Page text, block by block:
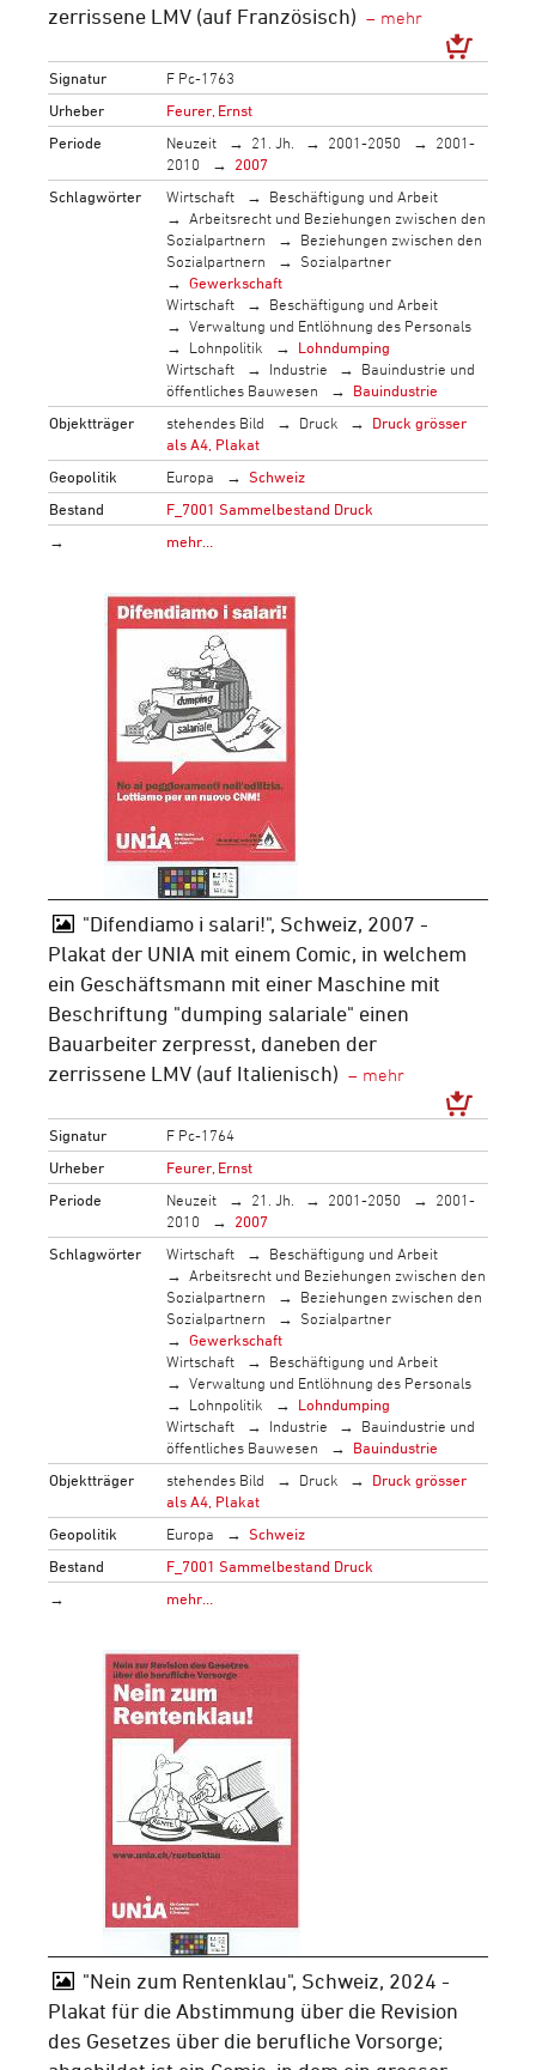
zerrissene LMV (auf Französisch)
Signatur
F Pc-1763
Urheber
Feurer, Ernst
Periode
Neuzeit 21. Jh. 2001-2050
2001-
2010
2007
Schlagwörter
Wirtschaft
Beschäftigung und Arbeit
Arbeitsrecht und Beziehungen zwischen den
Sozialpartnern
Beziehungen zwischen den
Sozialpartnern
Sozialpartner
Gewerkschaft
Wirtschaft
Beschäftigung und Arbeit
Verwaltung und Entlöhnung des Personals
Lohnpolitik
Lohndumping
Wirtschaft
Industrie
Bauindustrie und
öffentliches Bauwesen
Bauindustrie
Objektträger
stehendes Bild Druck
Druck grösser
als A4, Plakat
Geopolitik
Europa
Schweiz
Bestand
F_7001 Sammelbestand Druck
→
mehr…
"Difendiamo i salari!", Schweiz, 2007 -
Plakat der UNIA mit einem Comic, in welchem
ein Geschäftsmann mit einer Maschine mit
Beschriftung "dumping salariale" einen
Bauarbeiter zerpresst, daneben der
zerrissene LMV (auf Italienisch)
Signatur
F Pc-1764
Urheber
Feurer, Ernst
Periode
Neuzeit 21. Jh. 2001-2050
2001-
2010
2007
Schlagwörter
Wirtschaft
Beschäftigung und Arbeit
Arbeitsrecht und Beziehungen zwischen den
Sozialpartnern
Beziehungen zwischen den
Sozialpartnern
Sozialpartner
Gewerkschaft
Wirtschaft
Beschäftigung und Arbeit
Verwaltung und Entlöhnung des Personals
Lohnpolitik
Lohndumping
Wirtschaft
Industrie
Bauindustrie und
öffentliches Bauwesen
Bauindustrie
Objektträger
stehendes Bild Druck
Druck grösser
als A4, Plakat
Geopolitik
Europa
Schweiz
Bestand
F_7001 Sammelbestand Druck
→
mehr…
"Nein zum Rentenklau", Schweiz, 2024 -
Plakat für die Abstimmung über die Revision
des Gesetzes über die berufliche Vorsorge;